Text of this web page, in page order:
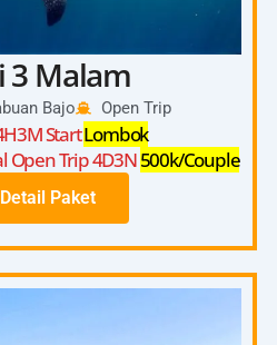
3 Malam
Bajo Open Trip
StartLombok
Open Trip 4D3N500k/Couple
Detail Paket